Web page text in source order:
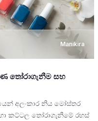
Manikira
තෝරාගැනීම සහ
අලංකාර නිය මෝස්තර
කට්ටල තෝරාගැනීමේ රහස්